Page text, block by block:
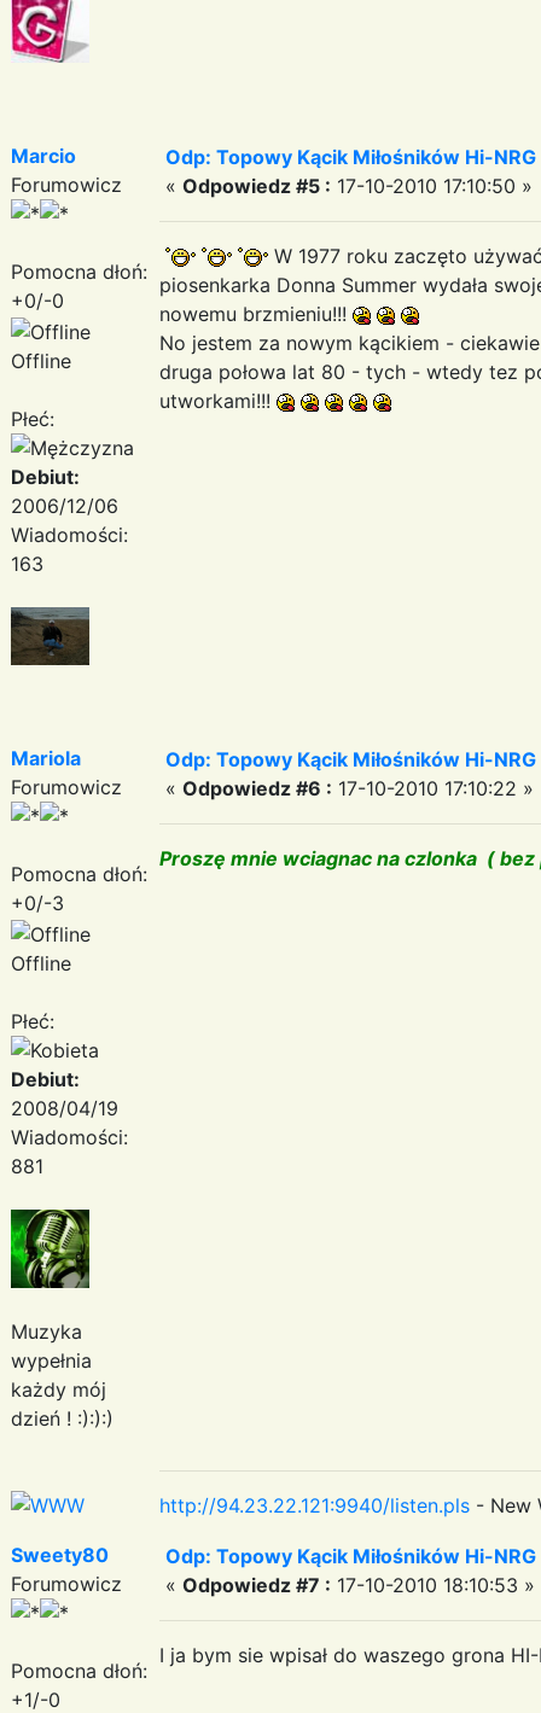
Marcio
Forumowicz
Pomocna dłoń:
+0/-0
Offline
Płeć:
Debiut:
2006/12/06
Wiadomości:
163
Odp: Topowy Kącik Miłośników Hi-NRG
« Odpowiedz #5 : 17-10-2010 17:10:50 »
W 1977 roku zaczęto
piosenkarka Donna Summer wydała
nowemu brzmieniu!!!
No jestem za nowym kącikiem -
druga połowa lat 80 - tych - wtedy tez
utworkami!!!
Mariola
Forumowicz
Pomocna dłoń:
+0/-3
Offline
Płeć:
Debiut:
2008/04/19
Wiadomości:
881
Muzyka
wypełnia
każdy mój
dzień ! :):):)
Odp: Topowy Kącik Miłośników Hi-NRG
« Odpowiedz #6 : 17-10-2010 17:10:22 »
Proszę mnie wciagnac na czlonka (
http://94.23.22.121:9940/listen.pls - New
Sweety80
Forumowicz
Pomocna dłoń:
+1/-0
Odp: Topowy Kącik Miłośników Hi-NRG
« Odpowiedz #7 : 17-10-2010 18:10:53 »
I ja bym sie wpisał do waszego grona HI-